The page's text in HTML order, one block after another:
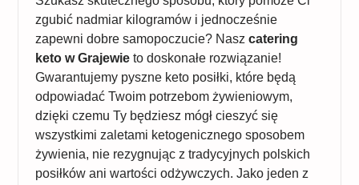
zgubić nadmiar kilogramów i jednocześnie
zapewni dobre samopoczucie? Nasz catering
keto w Grajewieto doskonałe rozwiązanie!
Gwarantujemy pyszne keto posiłki, które będą
odpowiadać Twoim potrzebom żywieniowym,
dzięki czemu Ty będziesz mógł cieszyć się
wszystkimi zaletami ketogenicznego sposobem
żywienia, nie rezygnując z tradycyjnych polskich
posiłków ani wartości odżywczych. Jako jeden z